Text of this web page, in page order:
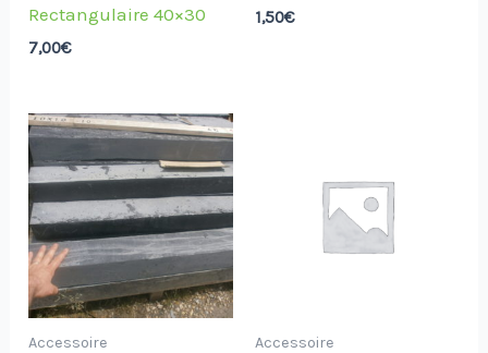
Rectangulaire 40×30
7,00€
1,50€
Accessoire Accessoire